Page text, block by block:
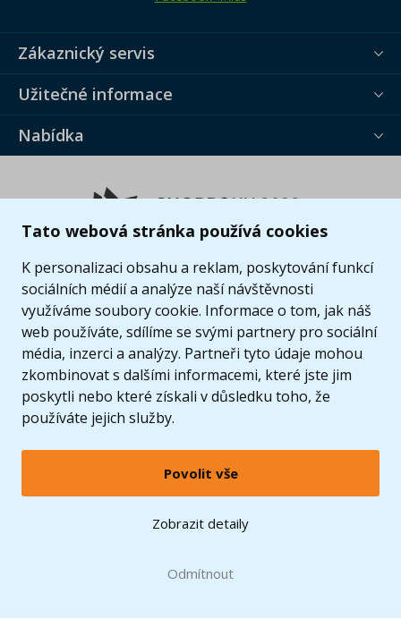
Tato webová stránka používá cookies
K personalizaci obsahu a reklam, poskytování funkcí
sociálních médií a analýze naší návštěvnosti
využíváme soubory cookie. Informace o tom, jak náš
web používáte, sdílíme se svými partnery pro sociální
média, inzerci a analýzy. Partneři tyto údaje mohou
zkombinovat s dalšími informacemi, které jste jim
poskytli nebo které získali v důsledku toho, že
používáte jejich služby.
Povolit vše
Zobrazit detaily
Odmítnout
Zákaznický servis
Užitečné informace
Nabídka
© 2005 - 2026 Copyright 4kids.cz
LEGO, logo LEGO a minifigurka jsou ochrannými známkami společnosti LEGO Group. ©
2024 The LEGO Group.
Zobrazit verzi pro desktop
při nákupu od